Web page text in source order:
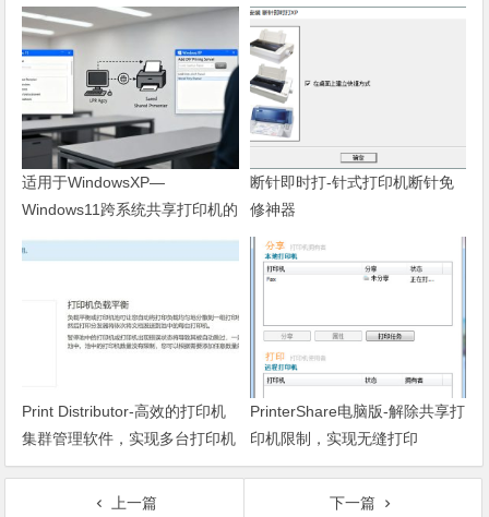
适用于WindowsXP—
Windows11跨系统共享打印机的
断针即时打-针式打印机断针免
修神器
Print Distributor-高效的打印机
集群管理软件，实现多台打印机
同时打印功能
PrinterShare电脑版-解除共享打
印机限制，实现无缝打印
上一篇
下一篇